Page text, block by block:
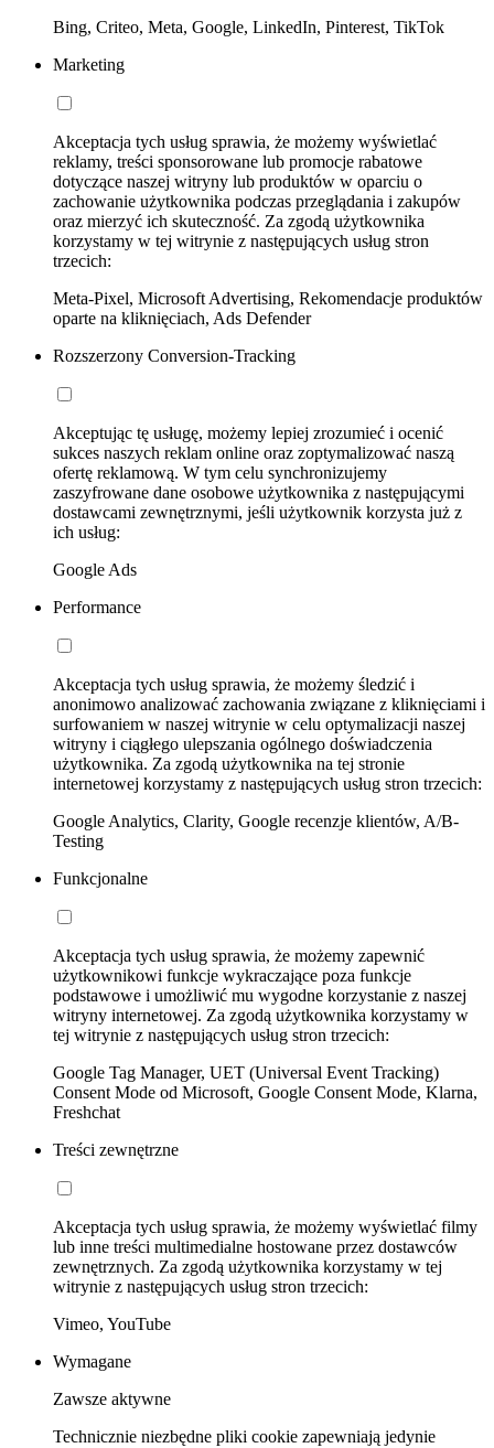
Bing, Criteo, Meta, Google, LinkedIn, Pinterest, TikTok
Marketing
Akceptacja tych usług sprawia, że możemy wyświetlać
reklamy, treści sponsorowane lub promocje rabatowe
dotyczące naszej witryny lub produktów w oparciu o
zachowanie użytkownika podczas przeglądania i zakupów
oraz mierzyć ich skuteczność. Za zgodą użytkownika
korzystamy w tej witrynie z następujących usług stron
trzecich:
Meta-Pixel, Microsoft Advertising, Rekomendacje produktów
oparte na kliknięciach, Ads Defender
Rozszerzony Conversion-Tracking
Akceptując tę usługę, możemy lepiej zrozumieć i ocenić
sukces naszych reklam online oraz zoptymalizować naszą
ofertę reklamową. W tym celu synchronizujemy
zaszyfrowane dane osobowe użytkownika z następującymi
dostawcami zewnętrznymi, jeśli użytkownik korzysta już z
ich usług:
Google Ads
Performance
Akceptacja tych usług sprawia, że możemy śledzić i
anonimowo analizować zachowania związane z kliknięciami i
surfowaniem w naszej witrynie w celu optymalizacji naszej
witryny i ciągłego ulepszania ogólnego doświadczenia
użytkownika. Za zgodą użytkownika na tej stronie
internetowej korzystamy z następujących usług stron trzecich:
Google Analytics, Clarity, Google recenzje klientów, A/B-
Testing
Funkcjonalne
Akceptacja tych usług sprawia, że możemy zapewnić
użytkownikowi funkcje wykraczające poza funkcje
podstawowe i umożliwić mu wygodne korzystanie z naszej
witryny internetowej. Za zgodą użytkownika korzystamy w
tej witrynie z następujących usług stron trzecich:
Google Tag Manager, UET (Universal Event Tracking)
Consent Mode od Microsoft, Google Consent Mode, Klarna,
Freshchat
Treści zewnętrzne
Akceptacja tych usług sprawia, że możemy wyświetlać filmy
lub inne treści multimedialne hostowane przez dostawców
zewnętrznych. Za zgodą użytkownika korzystamy w tej
witrynie z następujących usług stron trzecich:
Vimeo, YouTube
Wymagane
Zawsze aktywne
Technicznie niezbędne pliki cookie zapewniają jedynie